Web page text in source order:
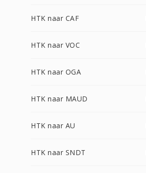
HTK naar CAF
HTK naar VOC
HTK naar OGA
HTK naar MAUD
HTK naar AU
HTK naar SNDT